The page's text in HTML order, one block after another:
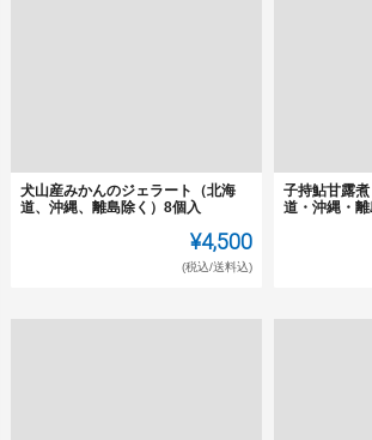
犬山産みかんのジェラート（北海
道、沖縄、離島除く）8個入
¥4,500
(税込/送料込)
子持鮎甘露
道・沖縄・離